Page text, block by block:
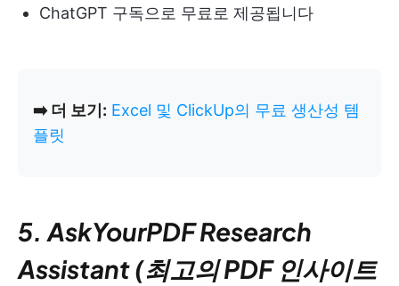
ChatGPT 구독으로 무료로 제공됩니다
➡️ 더 보기: Excel 및 ClickUp의 무료 생산성 템
플릿
5. AskYourPDF Research
Assistant (최고의 PDF 인사이트